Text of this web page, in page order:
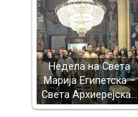
Недела на Света
Марија Египетска –
Света Архиерејска…